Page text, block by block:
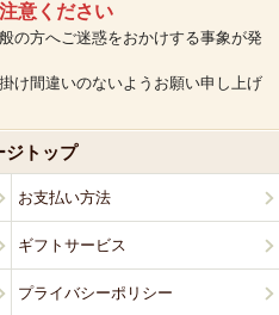
意ください
の方へご迷惑をおかけする事象が発
け間違いのないようお願い申し上げ
ジトップ
お支払い方法
ギフトサービス
プライバシーポリシー